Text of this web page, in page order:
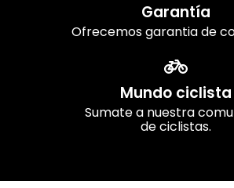
Garantía
Ofrecemos garantia de
Mundo ciclista
Sumate a nuestra
de ciclistas.